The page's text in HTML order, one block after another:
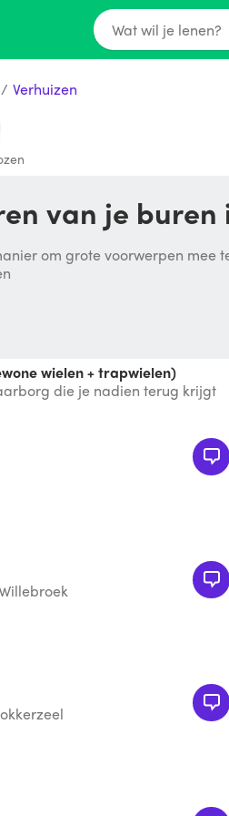
Wat wil je lenen?
/ Verhuizen
van je buren
om grote voorwerpen
wielen + trapwielen)
die je nadien terug krijgt